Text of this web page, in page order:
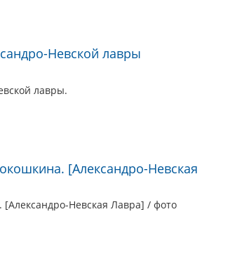
Невской лавры
лавры.
[Александро-Невская
Невская Лавра] / фото